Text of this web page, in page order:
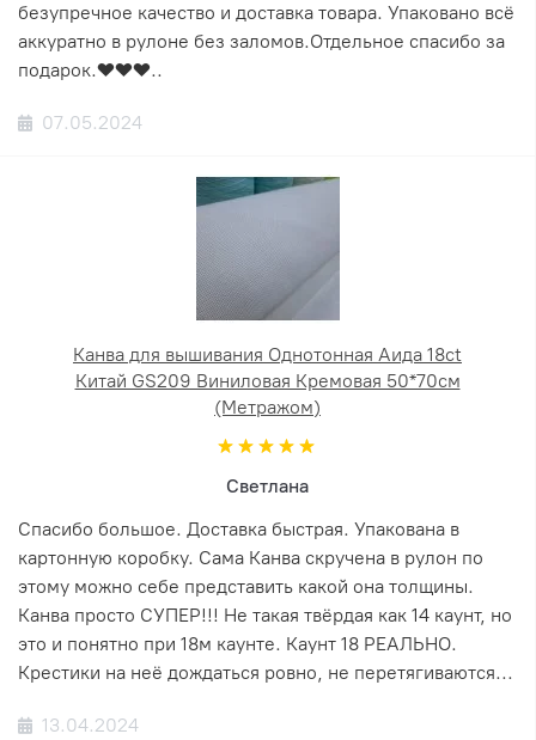
безупречное качество и доставка товара. Упаковано всё
аккуратно в рулоне без заломов.Отдельное спасибо за
подарок.❤️❤️❤️..
07.05.2024
Канва для вышивания Однотонная Аида 18ct
Китай GS209 Виниловая Кремовая 50*70см
(Метражом)
Светлана
Спасибо большое. Доставка быстрая. Упакована в
картонную коробку. Сама Канва скручена в рулон по
этому можно себе представить какой она толщины.
Канва просто СУПЕР!!! Не такая твёрдая как 14 каунт, но
это и понятно при 18м каунте. Каунт 18 РЕАЛЬНО.
Крестики на неё дождаться ровно, не перетягиваются...
13.04.2024